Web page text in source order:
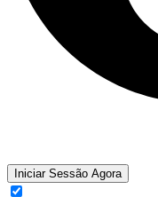
Iniciar Sessão Agora